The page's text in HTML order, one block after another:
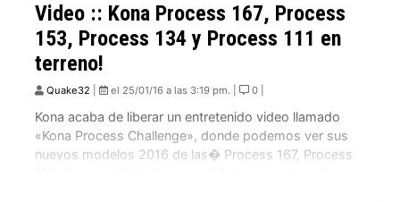
Video :: Kona Process 167, Process
153, Process 134 y Process 111 en
terreno!
Quake32 el 25/01/16 a las 3:19 pm. | 0 |
Kona acaba de liberar un entretenido video llamado
«Kona Process Challenge», donde podemos ver sus
nuevos modelos 2016 de las� Process 167, Process